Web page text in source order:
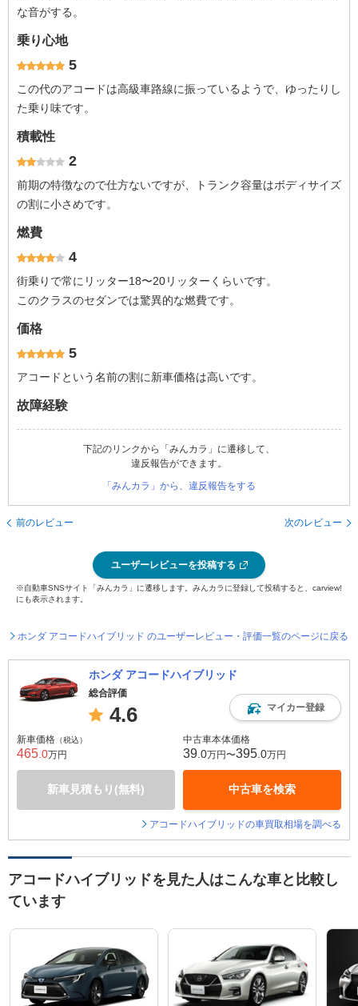
な音がする。
乗り心地
5
この代のアコードは高級車路線に振っているようで、ゆったりし
た乗り味です。
積載性
2
前期の特徴なので仕方ないですが、トランク容量はボディサイズ
の割に小さめです。
燃費
4
街乗りで常にリッター18〜20リッターくらいです。
このクラスのセダンでは驚異的な燃費です。
価格
5
アコードという名前の割に新車価格は高いです。
故障経験
下記のリンクから「みんカラ」に遷移して、
違反報告ができます。
「みんカラ」から、違反報告をする
前のレビュー 次のレビュー
ユーザーレビューを投稿する
※自動車SNSサイト「みんカラ」に遷移します。みんカラに登録して投稿すると、carview!
にも表示されます。
ホンダ アコードハイブリッド のユーザーレビュー・評価一覧のページに戻る
ホンダ アコードハイブリッド
総合評価
4.6 マイカー登録
新車価格 （税込）
465 .0万円
新車見積もり(無料)
中古車本体価格
39 .0万円〜395 .0万円
中古車を検索
アコードハイブリッドの車買取相場を調べる
アコードハイブリッドを見た人はこんな車と比較し
ています